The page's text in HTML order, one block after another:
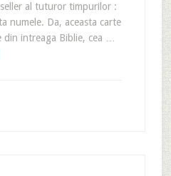
al tuturor timpurilor :
numele. Da, aceasta carte
din intreaga Biblie, cea …